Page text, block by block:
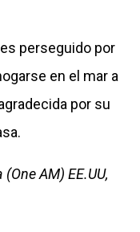
perseguido por
en el mar a
por su
AM) EE.UU,